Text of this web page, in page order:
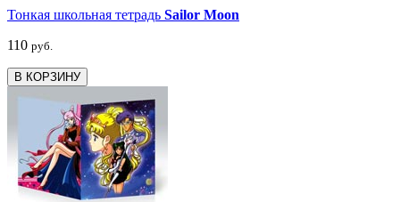
Тонкая школьная тетрадь Sailor Moon
110 руб.
В КОРЗИНУ